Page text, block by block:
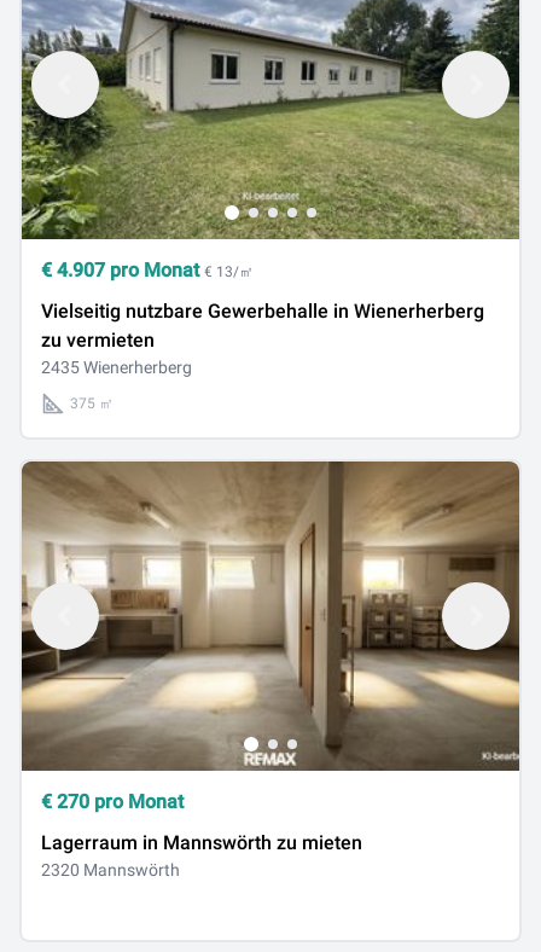
€ 4.907 pro Monat € 13/㎡
Vielseitig nutzbare Gewerbehalle in Wienerherberg
zu vermieten
2435 Wienerherberg
375 ㎡
€ 270 pro Monat
Lagerraum in Mannswörth zu mieten
2320 Mannswörth